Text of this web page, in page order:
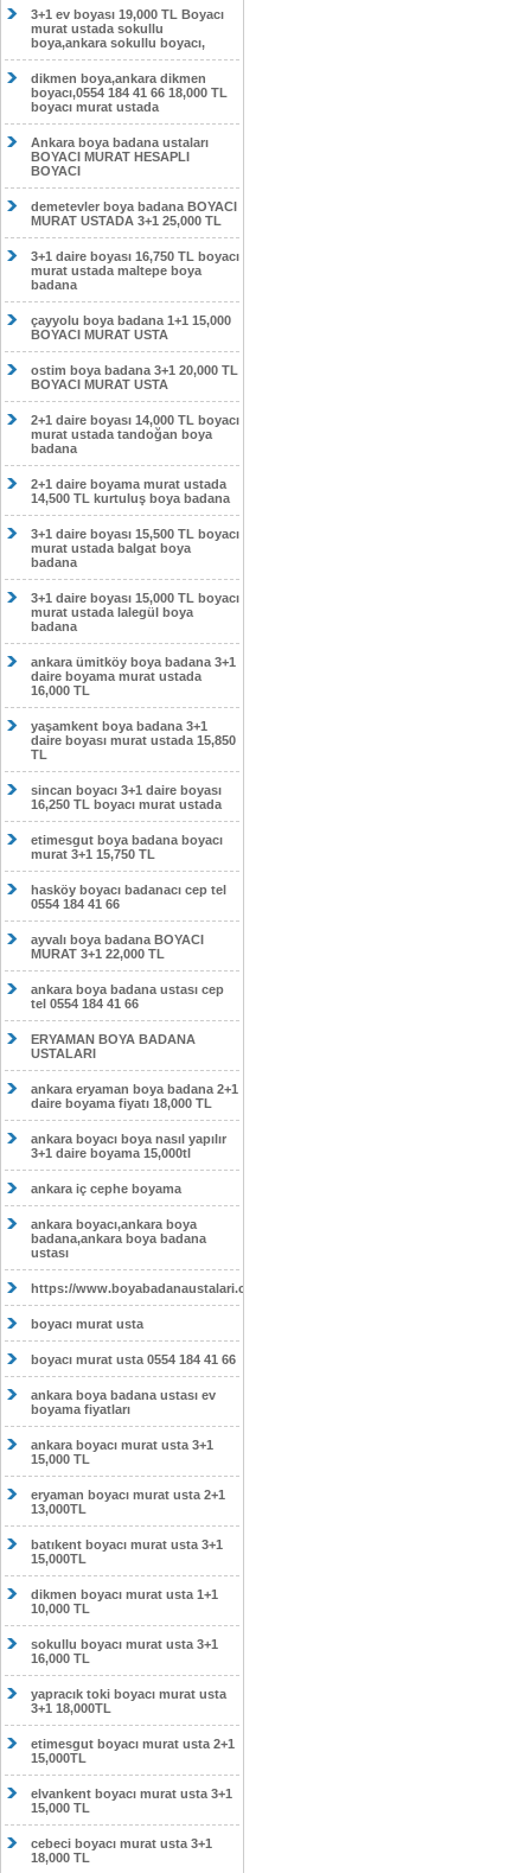
3+1 ev boyası 19,000 TL Boyacı
murat ustada sokullu
boya,ankara sokullu boyacı,
dikmen boya,ankara dikmen
boyacı,0554 184 41 66 18,000 TL
boyacı murat ustada
Ankara boya badana ustaları
BOYACI MURAT HESAPLI
BOYACI
demetevler boya badana BOYACI
MURAT USTADA 3+1 25,000 TL
3+1 daire boyası 16,750 TL boyacı
murat ustada maltepe boya
badana
çayyolu boya badana 1+1 15,000
BOYACI MURAT USTA
ostim boya badana 3+1 20,000 TL
BOYACI MURAT USTA
2+1 daire boyası 14,000 TL boyacı
murat ustada tandoğan boya
badana
2+1 daire boyama murat ustada
14,500 TL kurtuluş boya badana
3+1 daire boyası 15,500 TL boyacı
murat ustada balgat boya
badana
3+1 daire boyası 15,000 TL boyacı
murat ustada lalegül boya
badana
ankara ümitköy boya badana 3+1
daire boyama murat ustada
16,000 TL
yaşamkent boya badana 3+1
daire boyası murat ustada 15,850
TL
sincan boyacı 3+1 daire boyası
16,250 TL boyacı murat ustada
etimesgut boya badana boyacı
murat 3+1 15,750 TL
hasköy boyacı badanacı cep tel
0554 184 41 66
ayvalı boya badana BOYACI
MURAT 3+1 22,000 TL
ankara boya badana ustası cep
tel 0554 184 41 66
ERYAMAN BOYA BADANA
USTALARI
ankara eryaman boya badana 2+1
daire boyama fiyatı 18,000 TL
ankara boyacı boya nasıl yapılır
3+1 daire boyama 15,000tl
ankara iç cephe boyama
ankara boyacı,ankara boya
badana,ankara boya badana
ustası
https://www.boyabadanaustalari.com/
boyacı murat usta
boyacı murat usta 0554 184 41 66
ankara boya badana ustası ev
boyama fiyatları
ankara boyacı murat usta 3+1
15,000 TL
eryaman boyacı murat usta 2+1
13,000TL
batıkent boyacı murat usta 3+1
15,000TL
dikmen boyacı murat usta 1+1
10,000 TL
sokullu boyacı murat usta 3+1
16,000 TL
yapracık toki boyacı murat usta
3+1 18,000TL
etimesgut boyacı murat usta 2+1
15,000TL
elvankent boyacı murat usta 3+1
15,000 TL
cebeci boyacı murat usta 3+1
18,000 TL